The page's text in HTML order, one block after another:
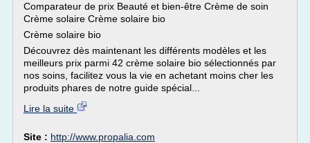
Comparateur de prix Beauté et bien-être Crème de soin
Crème solaire Crème solaire bio
Crème solaire bio
Découvrez dès maintenant les différents modèles et les
meilleurs prix parmi 42 crème solaire bio sélectionnés par
nos soins, facilitez vous la vie en achetant moins cher les
produits phares de notre guide spécial...
Lire la suite
Site : http://www.propalia.com